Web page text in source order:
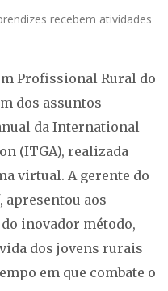
recebem atividades
Profissional Rural do
dos assuntos
da International
(ITGA), realizada
virtual. A gerente do
apresentou aos
inovador método,
dos jovens rurais
em que combate o